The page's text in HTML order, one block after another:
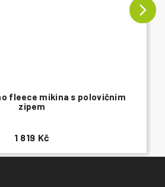
fleece mikina s polovičním
zipem
1 819 Kč